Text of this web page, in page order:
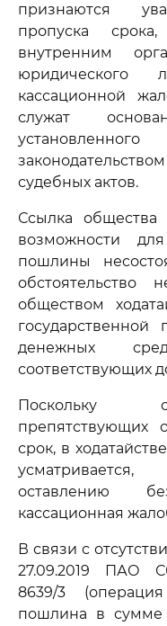
признаются
пропуска
внутренним
юридического
кассационной
служат
судебных актов.
Ссылка общества
возможности
пошлины
обстоятельство
обществом
государственной
денежных
соответствующих
Поскольку
препятствующих
срок, в
оставлению
кассационная
В связи с
27.09.2019 ПАО
8639/3
пошлина в сумме